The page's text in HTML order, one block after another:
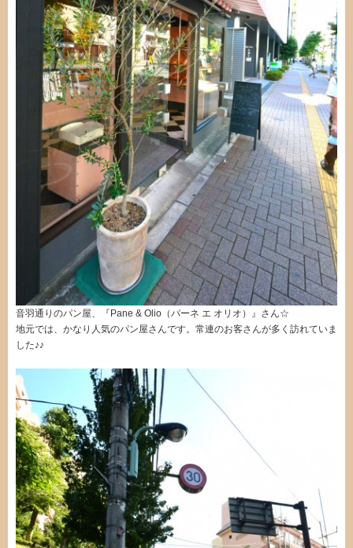
音羽通りのパン屋、『Pane & Olio（パーネ エ オリオ）』さん☆
地元では、かなり人気のパン屋さんです。常連のお客さんが多く訪れていま
した♪♪